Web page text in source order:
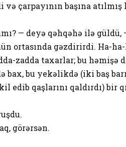
çarpayının başına
— deyə qəhqəhə ilə güldü,
ortasında gəzdirirdi. Ha-ha-
zadda taxarlar; bu həmişə
bu yekəlikdə (iki baş
edib qaşlarını qaldırdı) bir
görərsən.